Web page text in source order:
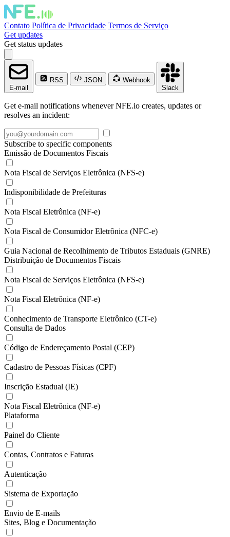
Contato Política de Privacidade Termos de Serviço
Get updates
Get status updates
E-mail
RSS JSON
Webhook
Slack
Get e-mail notifications whenever NFE.io creates, updates or
resolves an incident:
Subscribe to specific components
Emissão de Documentos Fiscais
Nota Fiscal de Serviços Eletrônica (NFS-e)
Indisponibilidade de Prefeituras
Nota Fiscal Eletrônica (NF-e)
Nota Fiscal de Consumidor Eletrônica (NFC-e)
Guia Nacional de Recolhimento de Tributos Estaduais (GNRE)
Distribuição de Documentos Fiscais
Nota Fiscal de Serviços Eletrônica (NFS-e)
Nota Fiscal Eletrônica (NF-e)
Conhecimento de Transporte Eletrônico (CT-e)
Consulta de Dados
Código de Endereçamento Postal (CEP)
Cadastro de Pessoas Físicas (CPF)
Inscrição Estadual (IE)
Nota Fiscal Eletrônica (NF-e)
Plataforma
Painel do Cliente
Contas, Contratos e Faturas
Autenticação
Sistema de Exportação
Envio de E-mails
Sites, Blog e Documentação